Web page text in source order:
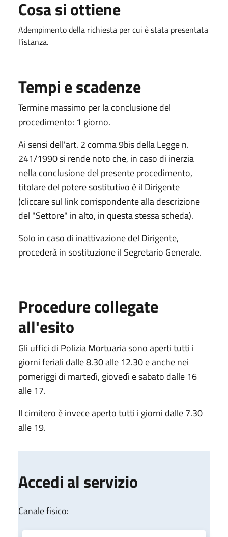
Cosa si ottiene
Adempimento della richiesta per cui è stata presentata
l'istanza.
Tempi e scadenze
Termine massimo per la conclusione del
procedimento: 1 giorno.
Ai sensi dell'art. 2 comma 9bis della Legge n.
241/1990 si rende noto che, in caso di inerzia
nella conclusione del presente procedimento,
titolare del potere sostitutivo è il Dirigente
(cliccare sul link corrispondente alla descrizione
del "Settore" in alto, in questa stessa scheda).
Solo in caso di inattivazione del Dirigente,
procederà in sostituzione il Segretario Generale.
Procedure collegate
all'esito
Gli uffici di Polizia Mortuaria sono aperti tutti i
giorni feriali dalle 8.30 alle 12.30 e anche nei
pomeriggi di martedì, giovedì e sabato dalle 16
alle 17.
Il cimitero è invece aperto tutti i giorni dalle 7.30
alle 19.
Accedi al servizio
Canale fisico: